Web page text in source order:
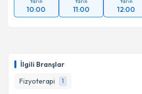
İlgili Branşlar
Fizyoterapi
1
10:00 11:00 12:00